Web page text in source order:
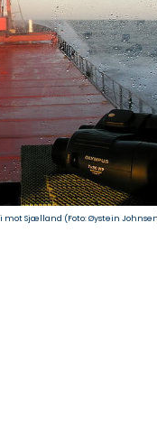
mot Sjælland (Foto: Øystein